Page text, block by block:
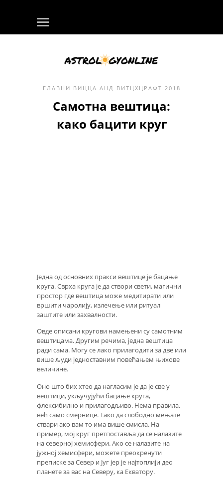
ГЛАВНИ ВИЦЦА АНД ВИТЦХЦРАФТ 2018
Самотна вештица:
како бацити круг
Једна од основних пракси вештице је бацање
круга. Сврха круга је да створи свети, магични
простор где вештица може медитирати или
вршити чаролију, излечење или ритуал
заштите или захвалности.
Овде описани кругови намењени су самотним
вештицама. Другим речима, једна вештица
ради сама. Могу се лако прилагодити за две или
више људи једноставним повећањем њихове
величине.
Оно што бих хтео да нагласим је да је све у
вештици, укључујући бацање круга,
флексибилно и прилагодљиво. Нема правила,
већ само смернице. Тако да слободно мењате
ствари ако вам то има више смисла. На
пример, мој круг претпоставља да се налазите
на северној хемисфери. Ако се налазите на
јужној хемисфери, можете преокренути
преписке за Север и Југ јер је најтоплији део
планете за вас на Северу, ка Екватору.